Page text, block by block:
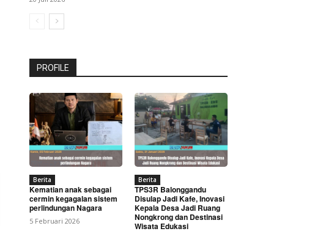
PROFILE
Berita
Kematian anak sebagai
cermin kegagalan sistem
perlindungan Nagara
5 Februari 2026
Berita
TPS3R Balonggandu
Disulap Jadi Kafe, Inovasi
Kepala Desa Jadi Ruang
Nongkrong dan Destinasi
Wisata Edukasi